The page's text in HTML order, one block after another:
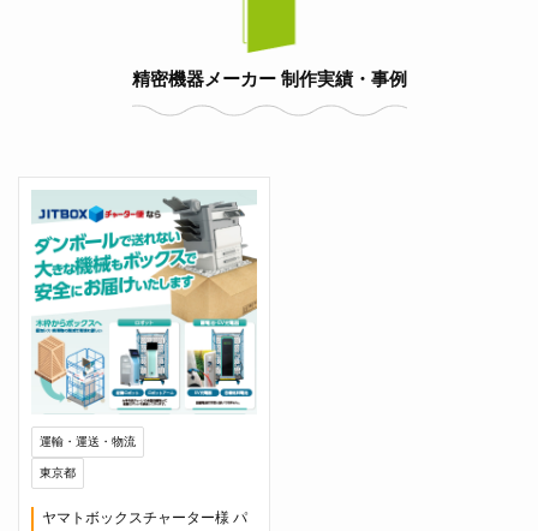
精密機器メーカー 制作実績・事例
運輸・運送・物流
東京都
ヤマトボックスチャーター様 パ